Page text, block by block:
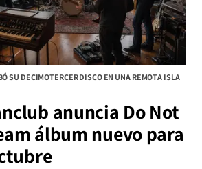
SU DECIMOTERCER DISCO EN UNA REMOTA ISLA
anuncia Do Not
álbum nuevo para